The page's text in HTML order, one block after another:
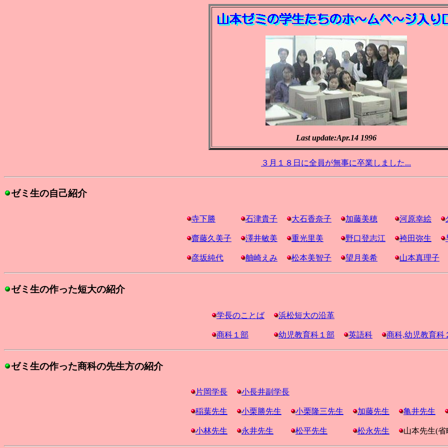
Last update:Apr.14 1996
３月１８日に全員が無事に卒業しました...
ゼミ生の自己紹介
寺下勝 石津貴子 大石香奈子 加藤美穂 河原幸絵
齋藤久美子 澤井敏美 重光里美 野口登志江 袴田弥生
彦坂純代 舳崎えみ 松本美智子 望月美希 山本真理子
ゼミ生の作った短大の紹介
学長のことば 浜松短大の沿革
商科１部 幼児教育科１部 英語科 商科,幼児教育科
ゼミ生の作った商科の先生方の紹介
片岡学長 小長井副学長
稲葉先生 小栗勝先生 小栗隆三先生 加藤先生 亀井先生
小林先生 永井先生 松平先生 松永先生 山本先生(省